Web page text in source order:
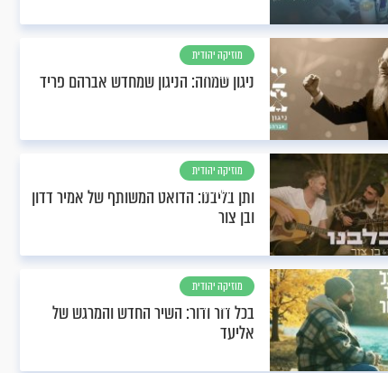
מוזיקה יהודית
וחסידית
ניגון שמחה: הניגון שמחדש אברהם פריד
מוזיקה יהודית
וחסידית
ותן בליבנו: הדואט המשותף של אמיר דדון
ובן צור
מוזיקה יהודית
וחסידית
בכל דור ודור: השיר החדש והמרגש של
אליעד